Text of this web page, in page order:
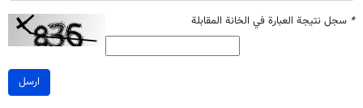
* سجل نتيجة العبارة في الخانة المقابلة
ارسل